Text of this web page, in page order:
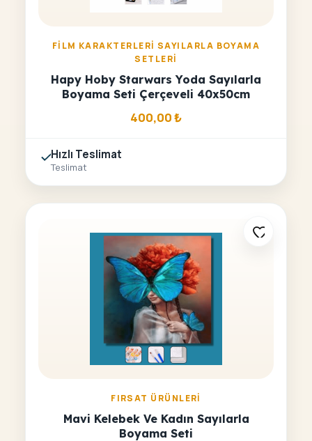
FILM KARAKTERLERI SAYILARLA BOYAMA
SETLERI
Hapy Hoby Starwars Yoda Sayılarla
Boyama Seti Çerçeveli 40x50cm
400,00₺
Hızlı Teslimat
Teslimat
FIRSAT ÜRÜNLERI
Mavi Kelebek Ve Kadın Sayılarla
Boyama Seti